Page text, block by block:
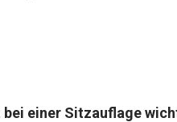
einer Sitzauflage